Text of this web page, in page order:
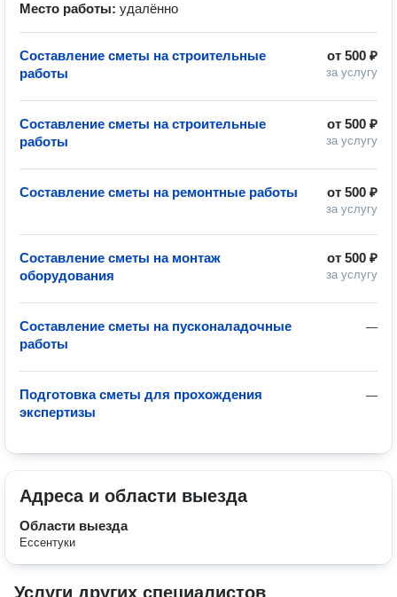
Место работы: удалённо
от 500 ₽
за услугу
Составление сметы на строительные
работы
от 500 ₽
за услугу
Составление сметы на строительные
работы
от 500 ₽
за услугу
Составление сметы на ремонтные работы
от 500 ₽
за услугу
Составление сметы на монтаж
оборудования
—
Составление сметы на пусконаладочные
работы
—
Подготовка сметы для прохождения
экспертизы
Адреса и области выезда
Области выезда
Ессентуки
Услуги других специалистов